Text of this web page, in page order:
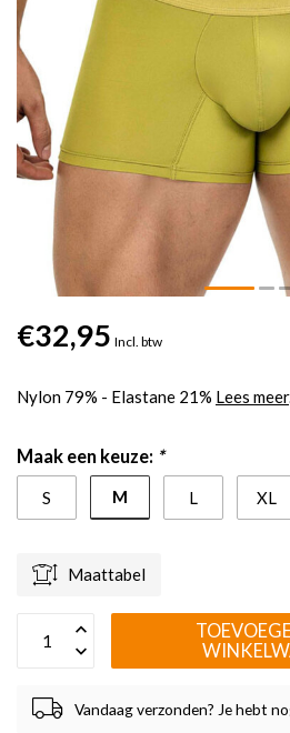
€32,95 Incl. btw
Nylon 79% - Elastane 21% Lees meer
Maak een keuze: *
S M L XL
Maattabel
Vandaag verzonden? Je hebt